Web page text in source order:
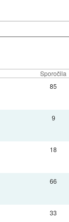
Sporočila
85
9
18
66
33